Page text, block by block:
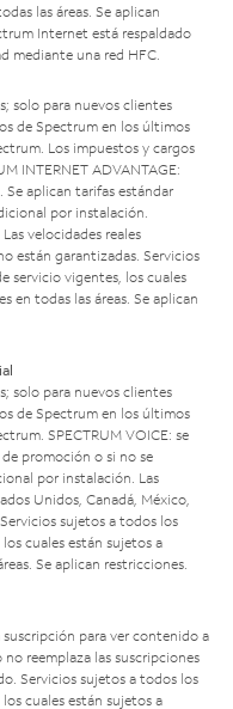
las áreas. Se aplican
Internet está respaldado
mediante una red HFC.
solo para nuevos clientes
de Spectrum en los últimos
Los impuestos y cargos
INTERNET ADVANTAGE:
aplican tarifas estándar
por instalación.
velocidades reales
están garantizadas. Servicios
servicio vigentes, los cuales
en todas las áreas. Se aplican
solo para nuevos clientes
de Spectrum en los últimos
SPECTRUM VOICE: se
promoción o si no se
por instalación. Las
Unidos, Canadá, México,
sujetos a todos los
cuales están sujetos a
Se aplican restricciones.
para ver contenido a
reemplaza las suscripciones
Servicios sujetos a todos los
cuales están sujetos a